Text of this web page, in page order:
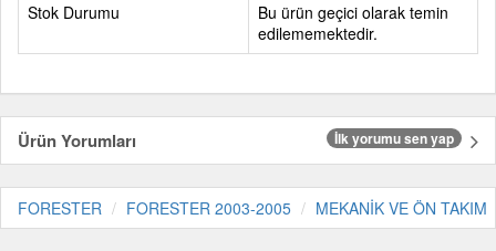
Stok Durumu
Bu ürün geçici olarak temin
edilememektedir.
Ürün Yorumları İlk yorumu sen yap
FORESTER FORESTER 2003-2005 MEKANİK VE ÖN TAKIM